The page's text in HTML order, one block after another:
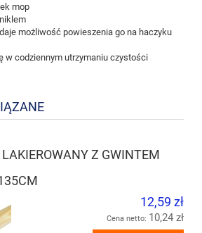
mop
możliwość powieszenia go na haczyku
w codziennym utrzymaniu czystości
Z GWINTEM
12,59 zł
Cena netto: 10,24 zł